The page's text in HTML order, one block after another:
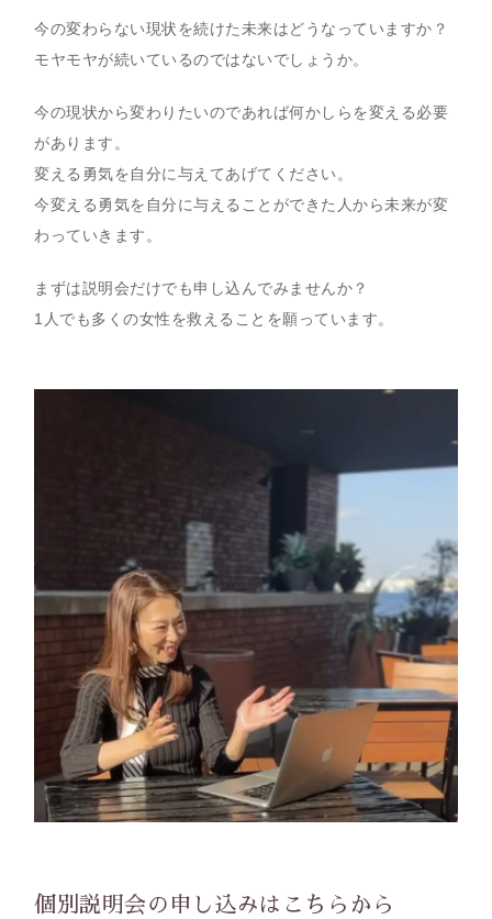
今の変わらない現状を続けた未来はどうなっていますか？
モヤモヤが続いているのではないでしょうか。
今の現状から変わりたいのであれば何かしらを変える必要
があります。
変える勇気を自分に与えてあげてください。
今変える勇気を自分に与えることができた人から未来が変
わっていきます。
まずは説明会だけでも申し込んでみませんか？
1人でも多くの女性を救えることを願っています。
個別説明会の申し込みはこちらから